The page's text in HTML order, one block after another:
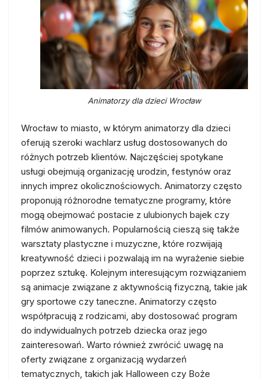
Animatorzy dla dzieci Wrocław
Wrocław to miasto, w którym animatorzy dla dzieci
oferują szeroki wachlarz usług dostosowanych do
różnych potrzeb klientów. Najczęściej spotykane
usługi obejmują organizację urodzin, festynów oraz
innych imprez okolicznościowych. Animatorzy często
proponują różnorodne tematyczne programy, które
mogą obejmować postacie z ulubionych bajek czy
filmów animowanych. Popularnością cieszą się także
warsztaty plastyczne i muzyczne, które rozwijają
kreatywność dzieci i pozwalają im na wyrażenie siebie
poprzez sztukę. Kolejnym interesującym rozwiązaniem
są animacje związane z aktywnością fizyczną, takie jak
gry sportowe czy taneczne. Animatorzy często
współpracują z rodzicami, aby dostosować program
do indywidualnych potrzeb dziecka oraz jego
zainteresowań. Warto również zwrócić uwagę na
oferty związane z organizacją wydarzeń
tematycznych, takich jak Halloween czy Boże